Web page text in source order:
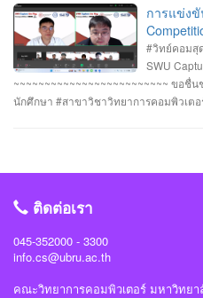
ในโครงการจำนวน 60 ทีม จัดโดย ภาควิ
วิศวกรรมศาสตร์ มหาวิทยาลัยศรีนครินท
Center และ บริษัท SEC Playground รา
เข้าร่วม NCSA CTF Boot Camp 2025
กรกฎาคม 2568 นายอาทิตย์ สายกนก นัก
ทำคะแนนรายบุคคลสูงสุด (3400 คะแนน
การแข่งขั
#วิทย์คอมสุ
SWU
~~~~~~~~~~~~~~~~~~~~~~~~~ ขอ
นักศึกษา #สาขาวิชาวิทยาการคอมพิวเต
24 สถาบันการศึกษา รวมทีมมาเข้าร่วมท
#มหาวิทยาลัยราชภัฏอุบลราชธานี
ติดต่อเรา
045-352000 - 3300
info.cs@ubru.ac.th
คณะวิทยาการคอมพิวเตอร์ มหาวิทย